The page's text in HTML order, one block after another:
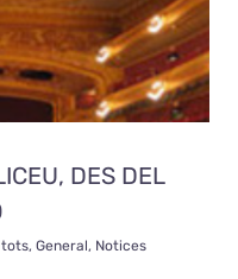
DES DEL
tots, General, Notices